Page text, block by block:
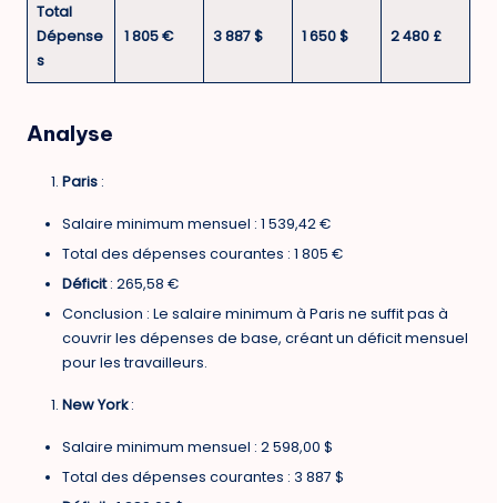
Total
Dépense
s
1 805 € 3 887 $ 1 650 $ 2 480 £
Analyse
Paris :
Salaire minimum mensuel : 1 539,42 €
Total des dépenses courantes : 1 805 €
Déficit: 265,58 €
Conclusion : Le salaire minimum à Paris ne suffit pas à
couvrir les dépenses de base, créant un déficit mensuel
pour les travailleurs.
New York:
Salaire minimum mensuel : 2 598,00 $
Total des dépenses courantes : 3 887 $